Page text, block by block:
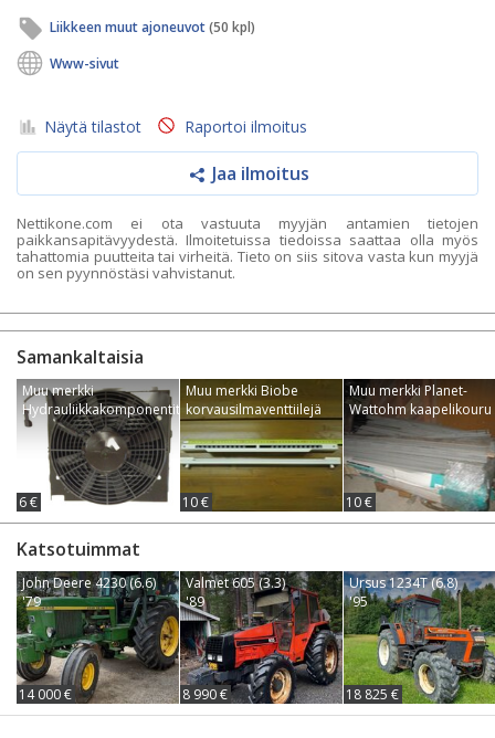
Liikkeen muut ajoneuvot(50 kpl)
Www-sivut
Näytä tilastot Raportoi ilmoitus
Jaa ilmoitus
Nettikone.com ei ota vastuuta myyjän antamien tietojen
paikkansapitävyydestä. Ilmoitetuissa tiedoissa saattaa olla myös
tahattomia puutteita tai virheitä. Tieto on siis sitova vasta kun myyjä
on sen pyynnöstäsi vahvistanut.
Samankaltaisia
Muu merkki
Hydrauliikkakomponentit
6 €
Muu merkki Biobe
korvausilmaventtiilejä
10 €
Muu merkki Planet-
Wattohm kaapelikouru
10 €
Katsotuimmat
John Deere 4230 (6.6)
'79
14 000 €
Valmet 605 (3.3)
'89
8 990 €
Ursus 1234T (6.8)
'95
18 825 €